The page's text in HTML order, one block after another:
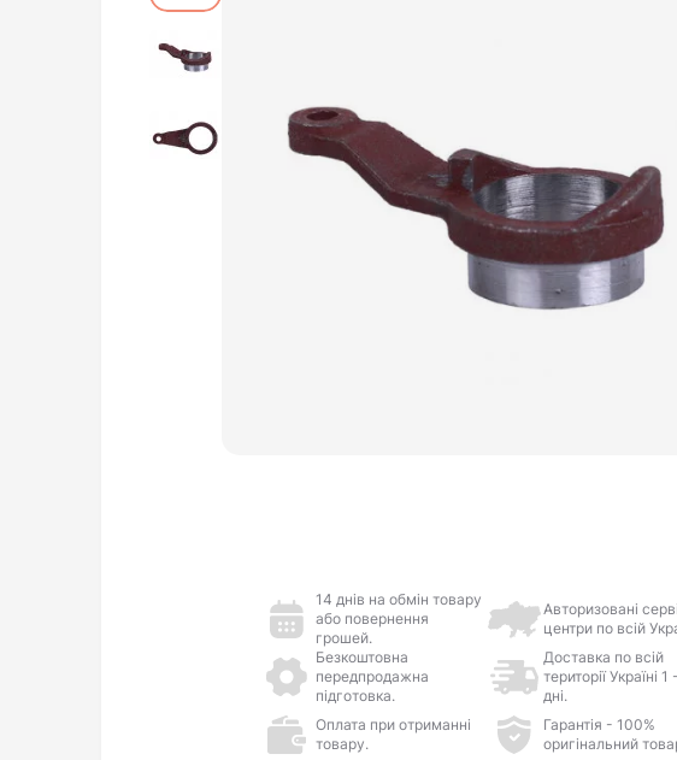
14 днів на обмін товару
або повернення
грошей.
Авторизовані
центри по всій
Безкоштовна
передпродажна
підготовка.
Доставка по всій
території Україні 1
дні.
Оплата при отриманні
товару.
Гарантія - 100%
оригінальний